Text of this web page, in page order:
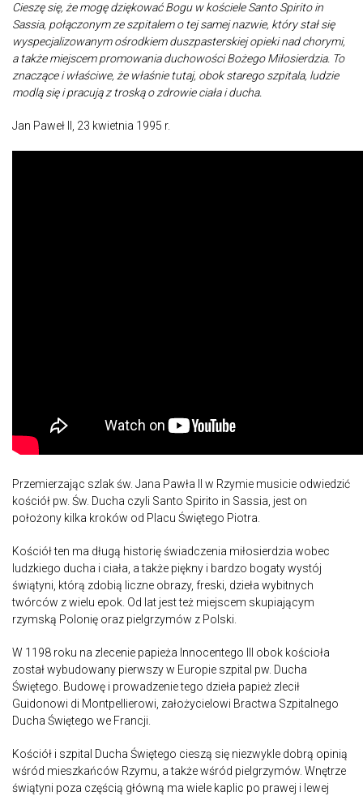
Cieszę się, że mogę dziękować Bogu w kościele Santo Spirito in
Sassia, połączonym ze szpitalem o tej samej nazwie, który stał się
wyspecjalizowanym ośrodkiem duszpasterskiej opieki nad chorymi,
a także miejscem promowania duchowości Bożego Miłosierdzia. To
znaczące i właściwe, że właśnie tutaj, obok starego szpitala, ludzie
modlą się i pracują z troską o zdrowie ciała i ducha.
Jan Paweł II, 23 kwietnia 1995 r.
Przemierzając szlak św. Jana Pawła II w Rzymie musicie odwiedzić
kościół pw. Św. Ducha czyli Santo Spirito in Sassia, jest on
położony kilka kroków od Placu Świętego Piotra.
Kościół ten ma długą historię świadczenia miłosierdzia wobec
ludzkiego ducha i ciała, a także piękny i bardzo bogaty wystój
świątyni, którą zdobią liczne obrazy, freski, dzieła wybitnych
twórców z wielu epok. Od lat jest też miejscem skupiającym
rzymską Polonię oraz pielgrzymów z Polski.
W 1198 roku na zlecenie papieża Innocentego III obok kościoła
został wybudowany pierwszy w Europie szpital pw. Ducha
Świętego. Budowę i prowadzenie tego dzieła papież zlecił
Guidonowi di Montpellierowi, założycielowi Bractwa Szpitalnego
Ducha Świętego we Francji.
Kościół i szpital Ducha Świętego cieszą się niezwykle dobrą opinią
wśród mieszkańców Rzymu, a także wśród pielgrzymów. Wnętrze
świątyni poza częścią główną ma wiele kaplic po prawej i lewej